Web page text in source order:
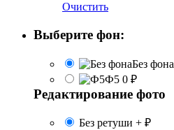
Очистить
Выберите фон:
Без фона
Ф5 0 ₽
Редактирование фото
Без ретуши + ₽